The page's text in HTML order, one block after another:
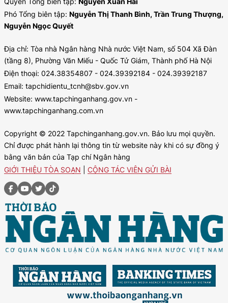
Phó Tổng biên tập: Nguyễn Thị Thanh Bình, Trần Trung Thượng,
Nguyễn Ngọc Quyết
Địa chỉ: Tòa nhà Ngân hàng Nhà nước Việt Nam, số 504 Xã Đàn
(tầng 8), Phường Văn Miếu - Quốc Tử Giám, Thành phố Hà Nội
Điện thoại: 024.38354807 - 024.39392184 - 024.39392187
Email: tapchidientu_tcnh@sbv.gov.vn
Website: www.tapchinganhang.gov.vn -
www.tapchinganhang.com.vn
Copyright © 2022 Tapchinganhang.gov.vn. Bảo lưu mọi quyền.
Chỉ được phát hành lại thông tin từ website này khi có sự đồng ý
bằng văn bản của Tạp chí Ngân hàng
GIỚI THIỆU TÒA SOẠN
CỘNG TÁC VIÊN GỬI BÀI